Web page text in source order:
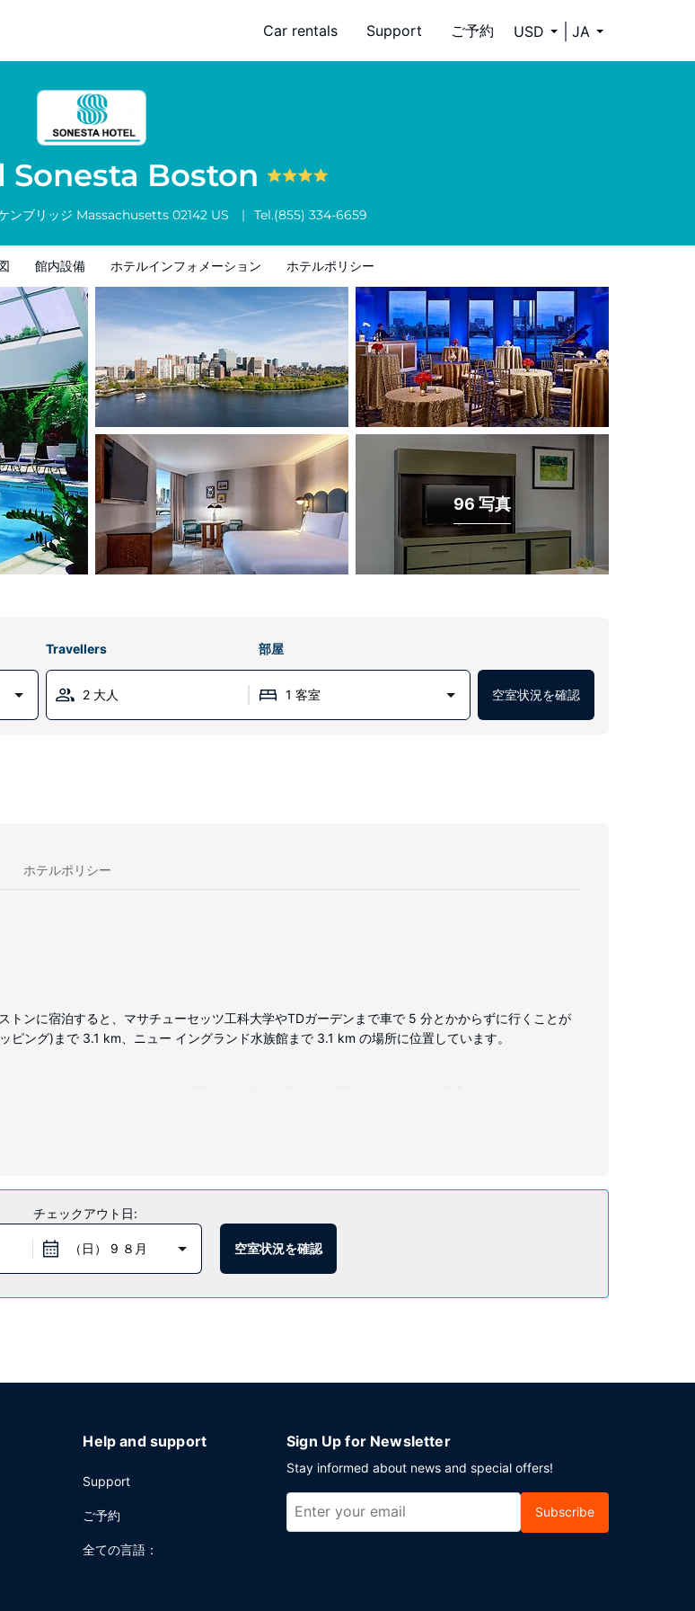
Car rentals Support ご予約 USD JA
Sonesta Boston
ンブリッジ Massachusetts 02142 US Tel.(855) 334-6659
館内設備 ホテルインフォメーション ホテルポリシー
96 写真
Travellers 部屋
2 大人 1 客室 空室状況を確認
ホテルポリシー
ンに宿泊すると、マサチューセッツ工科大学やTDガーデンまで車で 5 分とかからずに行くことが
ング)まで 3.1 km、ニュー イングランド水族館まで 3.1 km の場所に位置しています。
ています。セーフティボックス、デスクの他に、市内通話 (無料)付きの電話をご利用いただけま
のバー / ラウンジでお酒を飲むことも、屋外での食事を楽しむこともできます。軽食には、コーヒ
チェックアウト日:
（日） 9 ８月 空室状況を確認
Help and support
Support
ご予約
全ての言語：
Sign Up for Newsletter
Stay informed about news and special offers!
Subscribe